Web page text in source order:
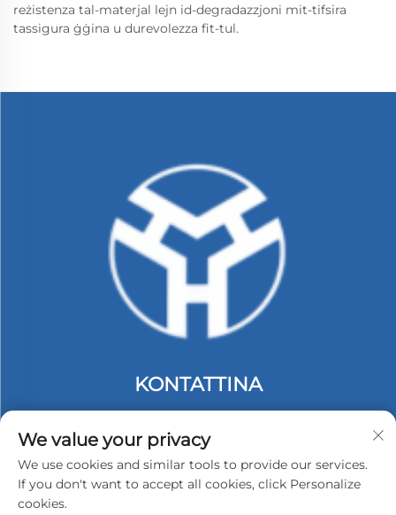
reżistenza tal-materjal lejn id-degradazzjoni mit-tifsira
tassigura ġġina u durevolezza fit-tul.
KONTATTINA
Tongle Longgang. Shenzhen, Ċina.
Tel:+86-13530558584
E-mail:[email protected]
We value your privacy
We use cookies and similar tools to provide our services.
If you don't want to accept all cookies, click Personalize
cookies.